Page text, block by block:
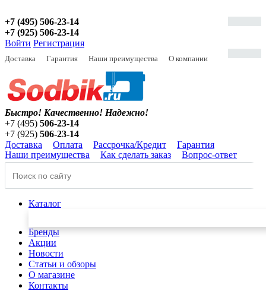
+7 (495) 506-23-14
+7 (925) 506-23-14
Войти Регистрация
Доставка Гарантия Наши преимущества О компании
Быстро! Качественно! Надежно!
+7 (495) 506-23-14
+7 (925) 506-23-14
Доставка
Оплата Рассрочка/Кредит
Гарантия
Наши преимущества
Как сделать заказ Вопрос-ответ
Каталог
Бренды
Акции
Новости
Статьи и обзоры
О магазине
Контакты